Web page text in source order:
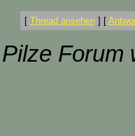
[ Thread ansehen] [